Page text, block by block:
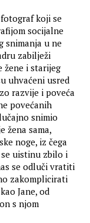
koji se
socijalne
snimanja u ne
zabilježi
žene i starijeg
uhvaćeni usred
razvije i poveća
povećanih
snimio
žena sama,
noge, iz čega
uistinu zbilo i
se odluči vratiti
zakomplicirati
Jane, od
s njom